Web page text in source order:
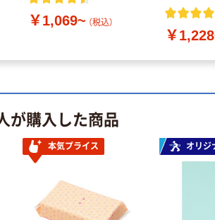
￥1,069~ （税込）
￥
が購入した商品
本気プライス オリジ